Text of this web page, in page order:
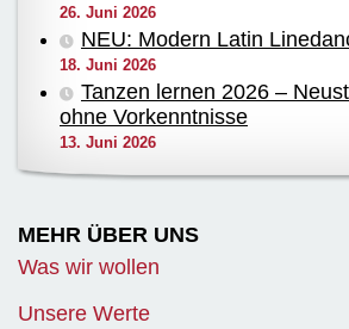
26. Juni 2026
NEU: Modern Latin
18. Juni 2026
Tanzen lernen 2026 –
ohne Vorkenntnisse
13. Juni 2026
MEHR ÜBER UNS
Was wir wollen
Unsere Werte